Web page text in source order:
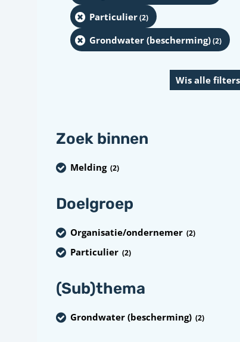
Particulier(2)
Grondwater (bescherming)(2)
Zoek binnen
Melding (2)
Doelgroep
Organisatie/ondernemer (2)
Particulier (2)
(Sub)thema
Grondwater (bescherming) (2)